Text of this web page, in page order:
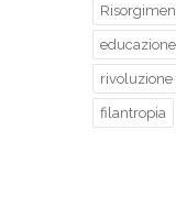
educazione
rivoluzione
filantropia